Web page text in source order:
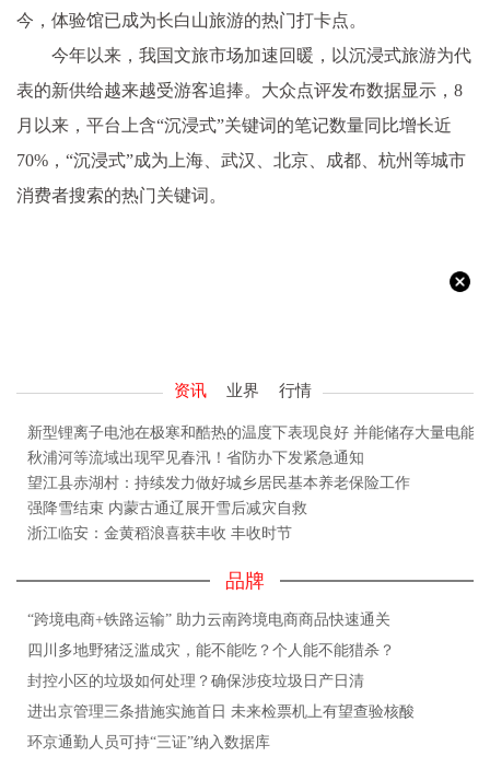
今，体验馆已成为长白山旅游的热门打卡点。
今年以来，我国文旅市场加速回暖，以沉浸式旅游为代
表的新供给越来越受游客追捧。大众点评发布数据显示，8
月以来，平台上含“沉浸式”关键词的笔记数量同比增长近
70%，“沉浸式”成为上海、武汉、北京、成都、杭州等城市
消费者搜索的热门关键词。
资讯 业界 行情
新型锂离子电池在极寒和酷热的温度下表现良好 并能储存大量电能
秋浦河等流域出现罕见春汛！省防办下发紧急通知
望江县赤湖村：持续发力做好城乡居民基本养老保险工作
强降雪结束 内蒙古通辽展开雪后减灾自救
浙江临安：金黄稻浪喜获丰收 丰收时节
品牌
“跨境电商+铁路运输” 助力云南跨境电商商品快速通关
四川多地野猪泛滥成灾，能不能吃？个人能不能猎杀？
封控小区的垃圾如何处理？确保涉疫垃圾日产日清
进出京管理三条措施实施首日 未来检票机上有望查验核酸
环京通勤人员可持“三证”纳入数据库